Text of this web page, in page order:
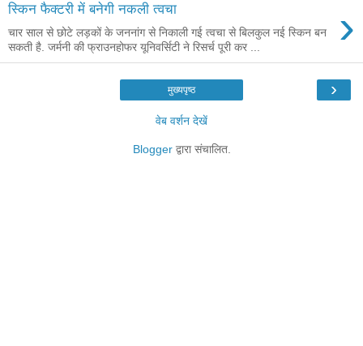
स्किन फैक्टरी में बनेगी नकली त्वचा ›
चार साल से छोटे लड़कों के जननांग से निकाली गई त्वचा से बिलकुल नई स्किन बन
सकती है. जर्मनी की फ्राउनहोफर यूनिवर्सिटी ने रिसर्च पूरी कर ...
›
मुख्यपृष्ठ
वेब वर्शन देखें
Bloggerद्वारा संचालित.